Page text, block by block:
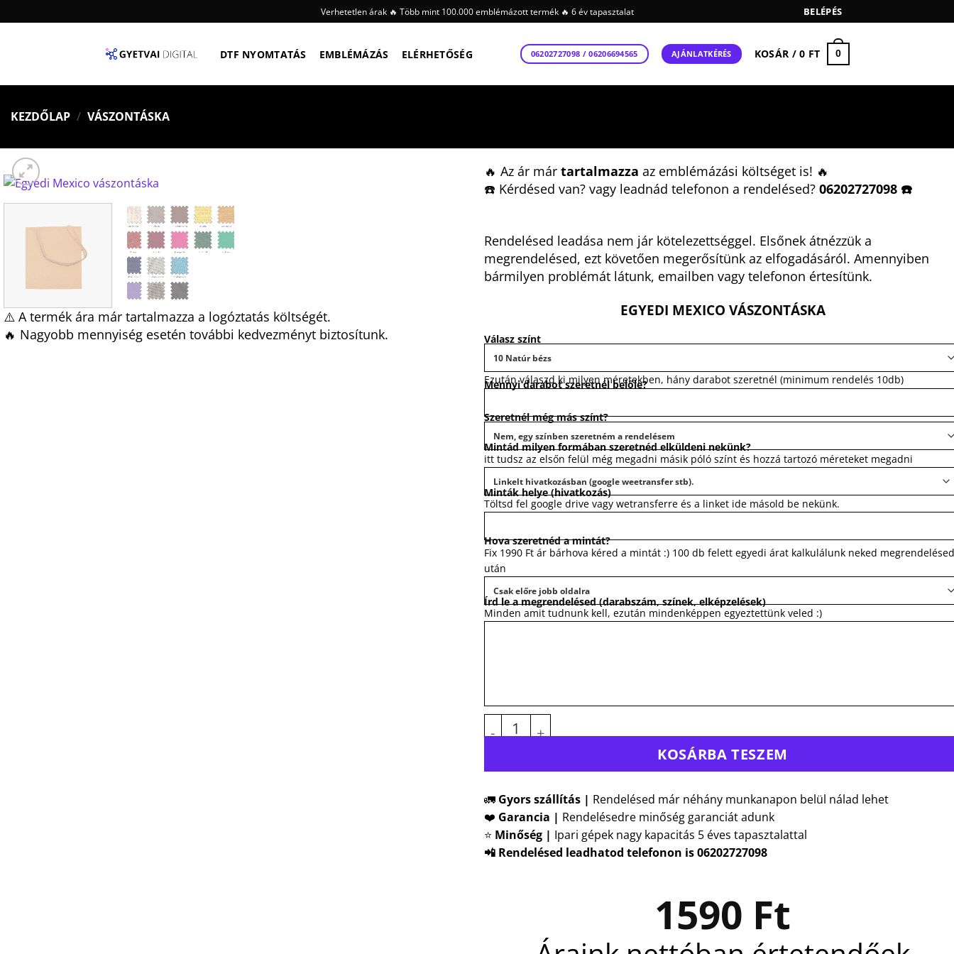
to
Verhetetlen árak 🔥 Több mint 100.000 emblémázott termék 🔥 6 év tapasztalat BELÉPÉS
DTF NYOMTATÁS EMBLÉMÁZÁS ELÉRHETŐSÉG 06202727098 / 06206694565 AJÁNLATKÉRÉS KOSÁR /0 FT 0
KEZDŐLAP / VÁSZONTÁSKA
⚠️ A termék ára már tartalmazza a logóztatás költségét.
🔥 Nagyobb mennyiség esetén további kedvezményt biztosítunk.
🔥 Az ár már tartalmazza az emblémázási költséget is! 🔥
☎️ Kérdésed van? vagy leadnád telefonon a rendelésed? 06202727098 ☎️
Rendelésed leadása nem jár kötelezettséggel. Elsőnek átnézzük a
megrendelésed, ezt követően megerősítünk az elfogadásáról. Amennyiben
bármilyen problémát látunk, emailben vagy telefonon értesítünk.
EGYEDI MEXICO VÁSZONTÁSKA
Válasz színt
Ezután válaszd ki milyen méretekben, hány darabot szeretnél (minimum rendelés 10db)
Mennyi darabot szeretnél belőle?
Szeretnél még más színt?
Mintád milyen formában szeretnéd elküldeni nekünk?
itt tudsz az elsőn felül még megadni másik póló színt és hozzá tartozó méreteket megadni
Minták helye (hivatkozás)
Töltsd fel google drive vagy wetransferre és a linket ide másold be nekünk.
Hova szeretnéd a mintát?
Fix 1990 Ft ár bárhova kéred a mintát :) 100 db felett egyedi árat kalkulálunk neked megrendelésed
után
Írd le a megrendelésed (darabszám, színek, elképzelések)
Minden amit tudnunk kell, ezután mindenképpen egyeztettünk veled :)
Egyedi Mexico vászontáska mennyiség
KOSÁRBA TESZEM
🚛 Gyors szállítás | Rendelésed már néhány munkanapon belül nálad lehet
❤️ Garancia | Rendelésedre minőség garanciát adunk
⭐ Minőség | Ipari gépek nagy kapacitás 5 éves tapasztalattal
📲 Rendelésed leadhatod telefonon is 06202727098
1590 Ft